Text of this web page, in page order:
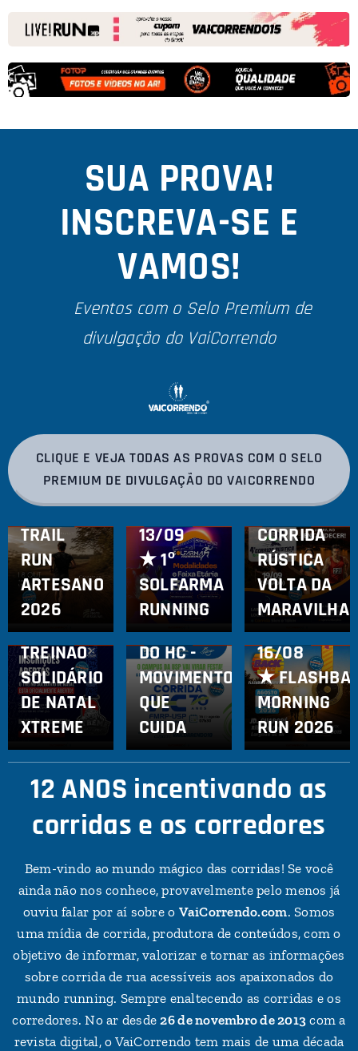
SUA PROVA!
INSCREVA-SE E
VAMOS!
Eventos com o Selo Premium de
divulgação do VaiCorrendo
CLIQUE E VEJA TODAS AS PROVAS COM O SELO
PREMIUM DE DIVULGAÇÃO DO VAICORRENDO
06/08/2026
18/10 ★
TRAIL
RUN
ARTESANO
2026
13/09
★1º
SOLFARMA
RUNNING
04/08/2026
19/09
★4ª
CORRIDA
RÚSTICA
VOLTA DA
MARAVILHA
31/07/2026
06/12 ★
4º
TREINÃO
SOLIDÁRIO
DE NATAL
XTREME
25/07/2026
16/08
★CORRIDA
DO HC -
MOVIMENTO
QUE
CUIDA
23/07/2026
16/08
★
MORNING
RUN 2026
12 ANOS incentivando as
corridas e os corredores
Bem-vindo ao mundo mágico das corridas! Se você
ainda não nos conhece, provavelmente pelo menos já
ouviu falar por aí sobre o VaiCorrendo.com. Somos
uma mídia de corrida, produtora de conteúdos, com o
objetivo de informar, valorizar e tornar as informações
sobre corrida de rua acessíveis aos apaixonados do
mundo running. Sempre enaltecendo as corridas e os
corredores. No ar desde26 de novembro de 2013 com a
revista digital, o VaiCorrendo tem mais de uma década